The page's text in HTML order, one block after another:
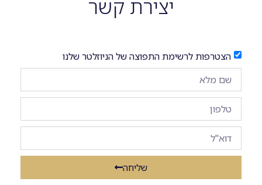
יצירת קשר
הצטרפות לרשימת התפוצה של הניוזלטר שלנו
שליחה